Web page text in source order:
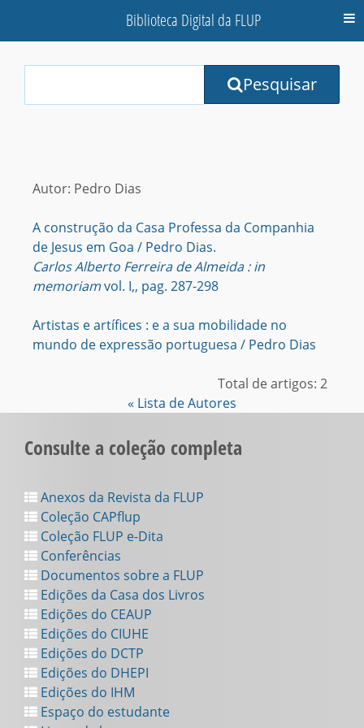
Biblioteca Digital da FLUP
Terms:
Pesquisar
Autor: Pedro Dias
A construção da Casa Professa da Companhia
de Jesus em Goa / Pedro Dias.
Carlos Alberto Ferreira de Almeida : in
memoriamvol. I,, pag. 287-298
Artistas e artífices : e a sua mobilidade no
mundo de expressão portuguesa / Pedro Dias
Total de artigos: 2
« Lista de Autores
Consulte a coleção completa
Anexos da Revista da FLUP
Coleção CAPflup
Coleção FLUP e-Dita
Conferências
Documentos sobre a FLUP
Edições da Casa dos Livros
Edições do CEAUP
Edições do CIUHE
Edições do DCTP
Edições do DHEPI
Edições do IHM
Espaço do estudante